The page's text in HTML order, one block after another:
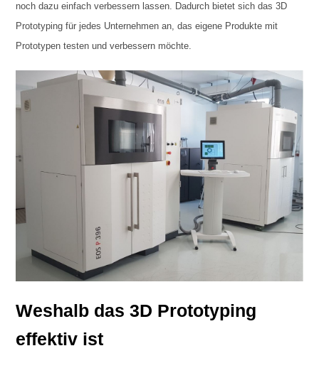
noch dazu einfach verbessern lassen. Dadurch bietet sich das 3D
Prototyping für jedes Unternehmen an, das eigene Produkte mit
Prototypen testen und verbessern möchte.
Weshalb das 3D Prototyping
effektiv ist